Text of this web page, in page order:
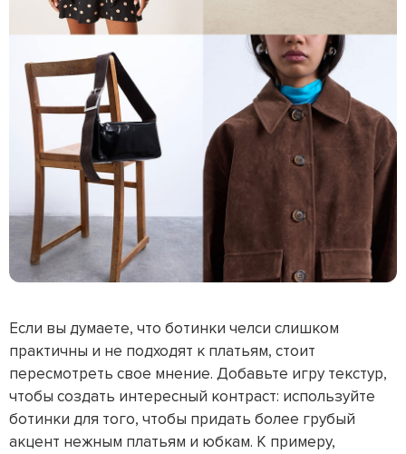
Если вы думаете, что ботинки челси слишком
практичны и не подходят к платьям, стоит
пересмотреть свое мнение. Добавьте игру текстур,
чтобы создать интересный контраст: используйте
ботинки для того, чтобы придать более грубый
акцент нежным платьям и юбкам. К примеру,